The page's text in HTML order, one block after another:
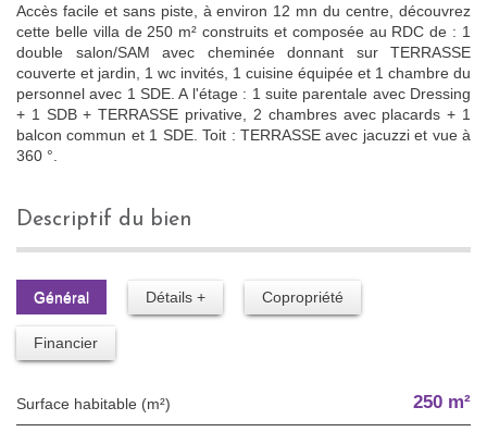
Accès facile et sans piste, à environ 12 mn du centre, découvrez
cette belle villa de 250 m² construits et composée au RDC de : 1
double salon/SAM avec cheminée donnant sur TERRASSE
couverte et jardin, 1 wc invités, 1 cuisine équipée et 1 chambre du
personnel avec 1 SDE. A l'étage : 1 suite parentale avec Dressing
+ 1 SDB + TERRASSE privative, 2 chambres avec placards + 1
balcon commun et 1 SDE. Toit : TERRASSE avec jacuzzi et vue à
360 °.
descriptif du bien
Général Détails + Copropriété
Financier
Surface habitable (m²) 250 m²